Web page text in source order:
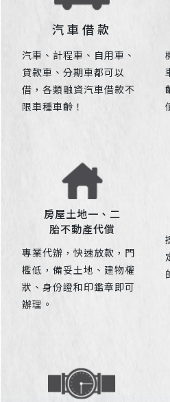
汽車借款
汽車、計程車、自用車、
貸款車、分期車都可以
借，各類融資汽車借款不
限車種車齡！
房屋土地一、二
胎不動產代償
專業代辦，快速放款，門
檻低，備妥土地、建物權
狀、身份證和印鑑章即可
辦理。